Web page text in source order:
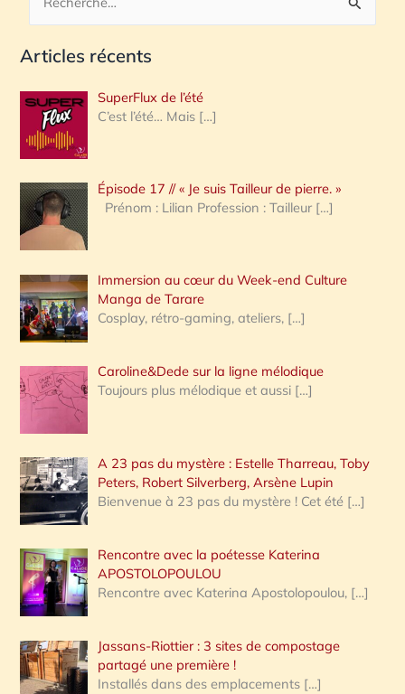
c
e
r
c
h
e
:
Articles récents
SuperFlux de l’été
C’est l’été… Mais […]
Épisode 17 // « Je suis Tailleur de pierre. »
Prénom : Lilian Profession : Tailleur […]
Immersion au cœur du Week-end Culture
Manga de Tarare
Cosplay, rétro-gaming, ateliers, […]
Caroline&Dede sur la ligne mélodique
Toujours plus mélodique et aussi […]
A 23 pas du mystère : Estelle Tharreau, Toby
Peters, Robert Silverberg, Arsène Lupin
Bienvenue à 23 pas du mystère ! Cet été […]
Rencontre avec la poétesse Katerina
APOSTOLOPOULOU
Rencontre avec Katerina Apostolopoulou, […]
Jassans-Riottier : 3 sites de compostage
partagé une première !
Installés dans des emplacements […]